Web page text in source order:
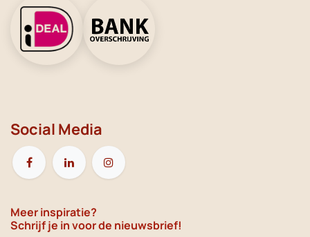
Social Media
Meer inspiratie?
Schrijf je in voor de nieuwsbrief!